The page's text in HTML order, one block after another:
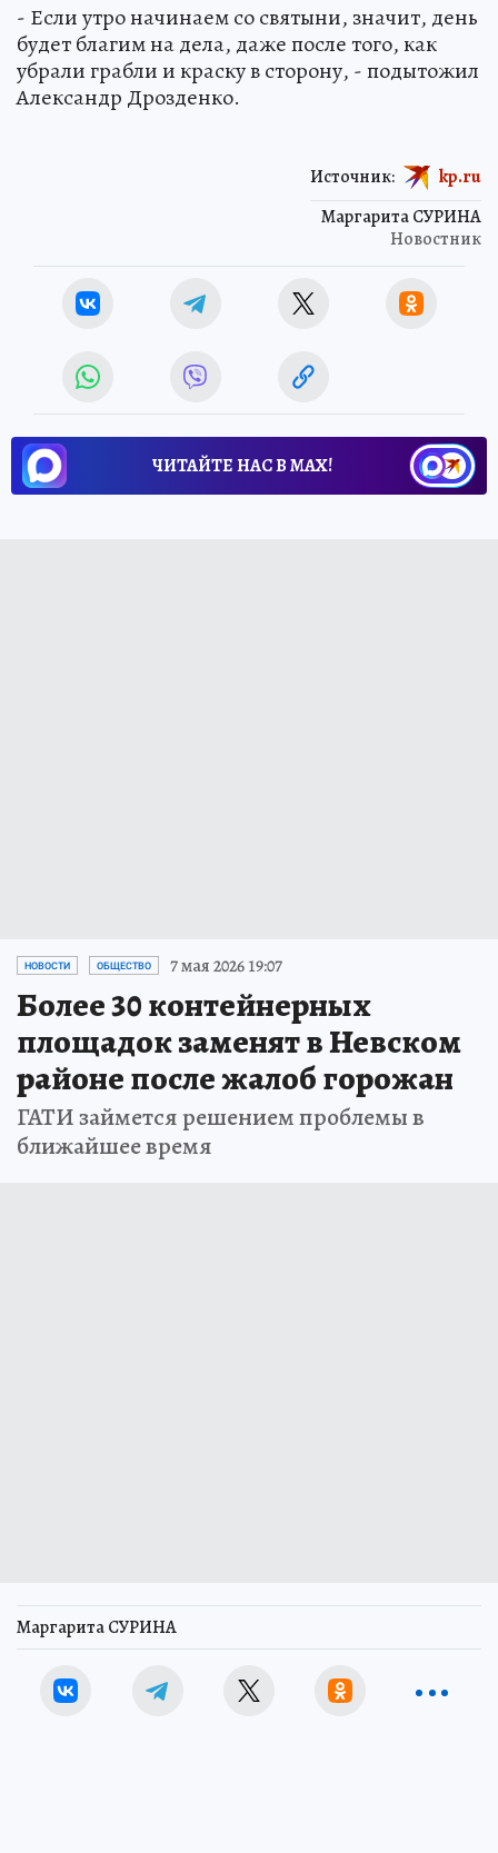
- Если утро начинаем со святыни, значит, день
будет благим на дела, даже после того, как
убрали грабли и краску в сторону, - подытожил
Александр Дрозденко.
Маргарита СУРИНА
Новостник
Источник: kp.ru
ЧИТАЙТЕ НАС В МАХ!
НОВОСТИ ОБЩЕСТВО 7 мая 2026 19:07
Более 30 контейнерных
площадок заменят в Невском
районе после жалоб горожан
ГАТИ займется решением проблемы в
ближайшее время
Маргарита СУРИНА